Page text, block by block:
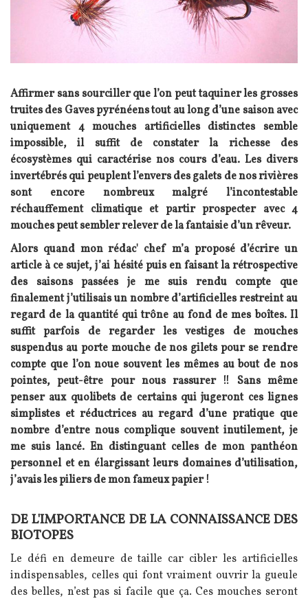
Affirmer sans sourciller que l’on peut taquiner les grosses
truites des Gaves pyrénéens tout au long d’une saison avec
uniquement 4 mouches artificielles distinctes semble
impossible, il suffit de constater la richesse des
écosystèmes qui caractérise nos cours d’eau. Les divers
invertébrés qui peuplent l’envers des galets de nos rivières
sont encore nombreux malgré l’incontestable
réchauffement climatique et partir prospecter avec 4
mouches peut sembler relever de la fantaisie d’un rêveur.
Alors quand mon rédac' chef m’a proposé d’écrire un
article à ce sujet, j’ai hésité puis en faisant la rétrospective
des saisons passées je me suis rendu compte que
finalement j’utilisais un nombre d’artificielles restreint au
regard de la quantité qui trône au fond de mes boîtes. Il
suffit parfois de regarder les vestiges de mouches
suspendus au porte mouche de nos gilets pour se rendre
compte que l’on noue souvent les mêmes au bout de nos
pointes, peut-être pour nous rassurer !! Sans même
penser aux quolibets de certains qui jugeront ces lignes
simplistes et réductrices au regard d’une pratique que
nombre d’entre nous complique souvent inutilement, je
me suis lancé. En distinguant celles de mon panthéon
personnel et en élargissant leurs domaines d’utilisation,
j’avais les piliers de mon fameux papier !
Texte
DE L'IMPORTANCE DE LA CONNAISSANCE DES
BIOTOPES
Le défi en demeure de taille car cibler les artificielles
indispensables, celles qui font vraiment ouvrir la gueule
des belles, n’est pas si facile que ça. Ces mouches seront